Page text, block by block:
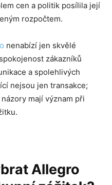
cen a politik posílila její
rozpočtem.
nenabízí jen skvělé
zákazníků
a spolehlivých
nejsou jen transakce;
mají význam při
Allegro